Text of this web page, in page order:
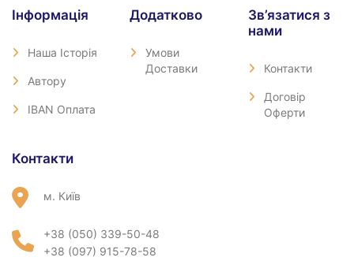
Iнформація
Наша Історія
Автору
IBAN Оплата
Додатково
Умови
Доставки
Зв’язатися з
нами
Контакти
Договір
Оферти
Контакти
м. Київ
+38 (050) 339-50-48
+38 (097) 915-78-58